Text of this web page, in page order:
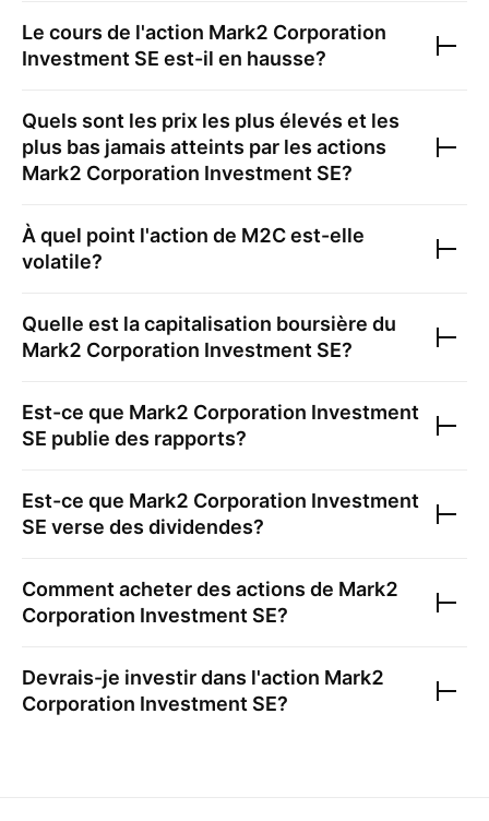
Le cours de l'action Mark2 Corporation
Investment SE est-il en hausse?
Quels sont les prix les plus élevés et les
plus bas jamais atteints par les actions
Mark2 Corporation Investment SE?
À quel point l'action de M2Cest-elle
volatile?
Quelle est la capitalisation boursière du
Mark2 Corporation Investment SE?
Est-ce que Mark2 Corporation Investment
SE publie des rapports?
Est-ce que Mark2 Corporation Investment
SE verse des dividendes?
Comment acheter des actions de Mark2
Corporation Investment SE?
Devrais-je investir dans l'action Mark2
Corporation Investment SE?